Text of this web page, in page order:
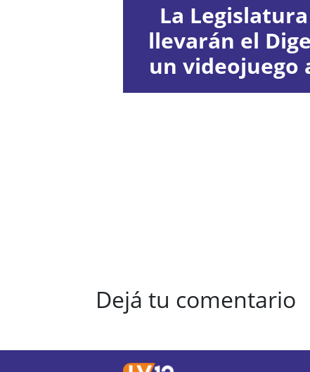
La
llevarán el
un videojuego
Dejá tu comentario